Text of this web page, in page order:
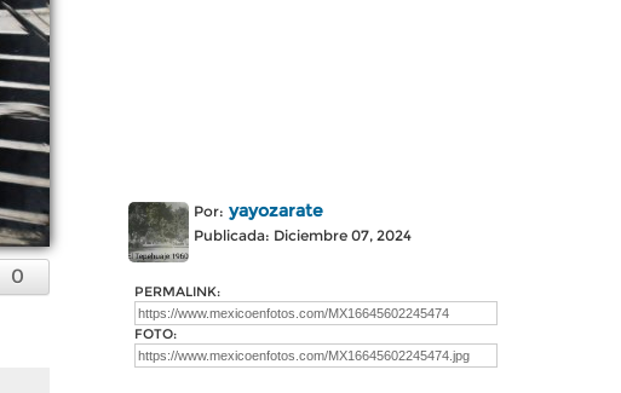
0
Por: yayozarate
Publicada: Diciembre 07, 2024
PERMALINK:
FOTO: